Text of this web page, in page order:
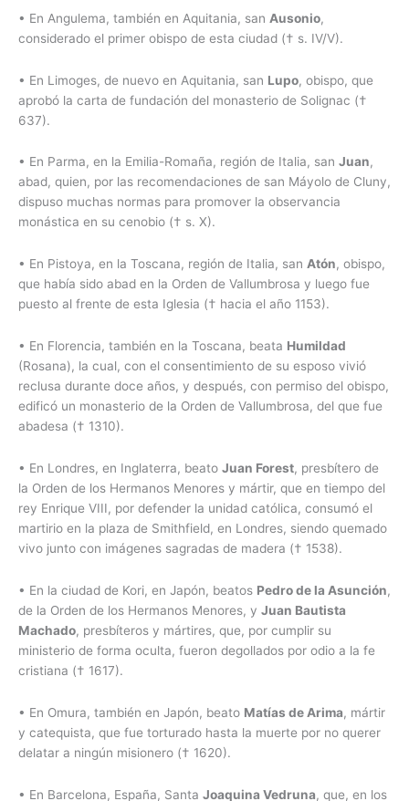
• En Angulema, también en Aquitania, san Ausonio,
considerado el primer obispo de esta ciudad († s. IV/V).
• En Limoges, de nuevo en Aquitania, san Lupo, obispo, que
aprobó la carta de fundación del monasterio de Solignac (†
637).
• En Parma, en la Emilia-Romaña, región de Italia, san Juan,
abad, quien, por las recomendaciones de san Máyolo de Cluny,
dispuso muchas normas para promover la observancia
monástica en su cenobio († s. X).
• En Pistoya, en la Toscana, región de Italia, san Atón, obispo,
que había sido abad en la Orden de Vallumbrosa y luego fue
puesto al frente de esta Iglesia († hacia el año 1153).
• En Florencia, también en la Toscana, beata Humildad
(Rosana), la cual, con el consentimiento de su esposo vivió
reclusa durante doce años, y después, con permiso del obispo,
edificó un monasterio de la Orden de Vallumbrosa, del que fue
abadesa († 1310).
• En Londres, en Inglaterra, beato Juan Forest, presbítero de
la Orden de los Hermanos Menores y mártir, que en tiempo del
rey Enrique VIII, por defender la unidad católica, consumó el
martirio en la plaza de Smithfield, en Londres, siendo quemado
vivo junto con imágenes sagradas de madera († 1538).
• En la ciudad de Kori, en Japón, beatos Pedro de la Asunción,
de la Orden de los Hermanos Menores, y Juan Bautista
Machado, presbíteros y mártires, que, por cumplir su
ministerio de forma oculta, fueron degollados por odio a la fe
cristiana († 1617).
• En Omura, también en Japón, beato Matías de Arima, mártir
y catequista, que fue torturado hasta la muerte por no querer
delatar a ningún misionero († 1620).
• En Barcelona, España, Santa Joaquina Vedruna, que, en los